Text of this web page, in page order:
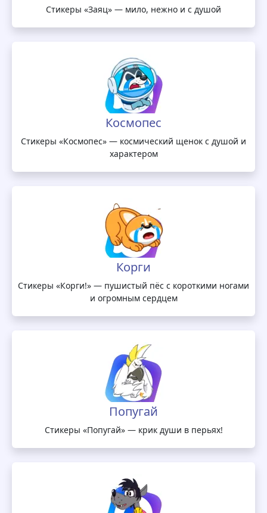
Стикеры «Заяц» — мило, нежно и с душой
Космопес
Стикеры «Космопес» — космический щенок с душой и
характером
Корги
Стикеры «Корги!» — пушистый пёс с короткими ногами
и огромным сердцем
Попугай
Стикеры «Попугай» — крик души в перьях!